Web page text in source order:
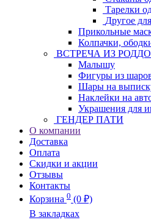
Тарелки
Другое
Прикольные
Колпачки,
ВСТРЕЧА ИЗ
Малышу
Фигуры из
Шары на
Наклейки на
Украшения для
ГЕНДЕР ПАТИ
О компании
Доставка
Оплата
Скидки и акции
Отзывы
Контакты
Корзина 0 (0 ₽)
В закладках